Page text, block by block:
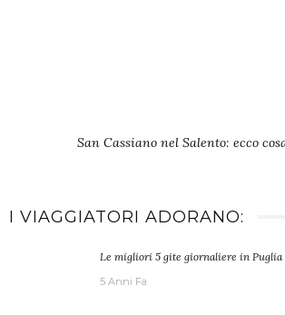
San Cassiano nel Salento: ecco
I VIAGGIATORI ADORANO:
Le migliori 5 gite giornaliere in Puglia
5 Anni Fa